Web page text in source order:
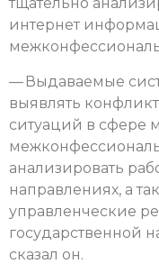
интернет
— Выдаваемые
выявлять
ситуаций в сфере
анализировать
направлениях, а
управленческие
государственной
сказал он.